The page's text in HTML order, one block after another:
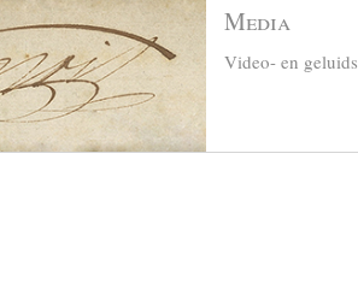
Media
Video- en